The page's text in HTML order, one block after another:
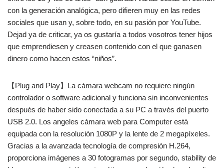
con la generación analógica, pero difieren muy en las redes
sociales que usan y, sobre todo, en su pasión por YouTube.
Dejad ya de criticar, ya os gustaría a todos vosotros tener hijos
que emprendiesen y creasen contenido con el que ganasen
dinero como hacen estos “niños”.
【Plug and Play】La cámara webcam no requiere ningún
controlador o software adicional y funciona sin inconvenientes
después de haber sido conectada a su PC a través del puerto
USB 2.0. Los angeles cámara web para Computer está
equipada con la resolución 1080P y la lente de 2 megapíxeles.
Gracias a la avanzada tecnología de compresión H.264,
proporciona imágenes a 30 fotogramas por segundo, stability de